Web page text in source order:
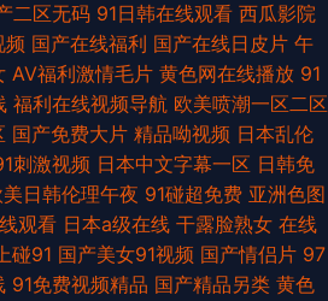
二区无码 91日韩在线观看 西瓜影院
频 国产在线福利 国产在线日皮片 午
AV福利激情毛片 黄色网在线播放 91
福利在线视频导航 欧美喷潮一区二区
国产免费大片 精品呦视频 日本乱伦
刺激视频 日本中文字幕一区 日韩免
美日韩伦理午夜 91碰超免费 亚洲色图
观看 日本a级在线 干露脸熟女 在线
碰91 国产美女91视频 国产情侣片 97
91免费视频精品 国产精品另类 黄色